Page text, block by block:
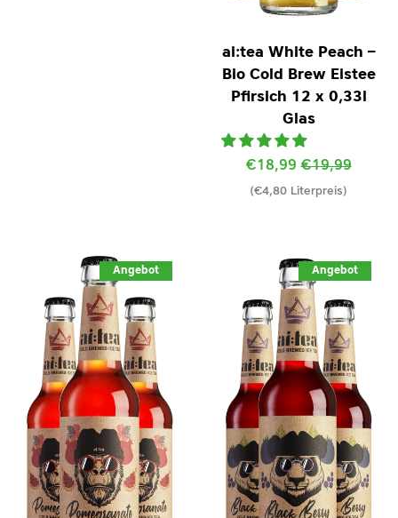
ai:tea White Peach –
Bio Cold Brew Eistee
Pfirsich 12 x 0,33l
Glas
Sonderpreis
€18,99Normaler
Preis
€19,99
(€4,80 Literpreis)
Angebot Angebot